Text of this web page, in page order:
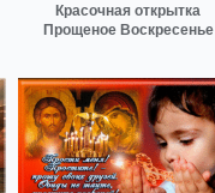
Красочная открытка
Прощеное Воскресенье